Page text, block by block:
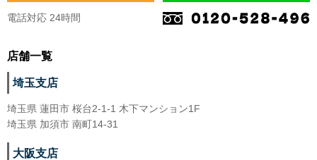
電話対応 24時間
店舗一覧
埼玉支店
埼玉県 蓮田市 桜台2-1-1 木下マンション1F
埼玉県 加須市 南町14-31
大阪支店